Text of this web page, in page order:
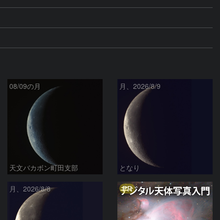
08/09の月
天文バカボン町田支部
月、2026/8/9
となり
月、2026/8/8 PR